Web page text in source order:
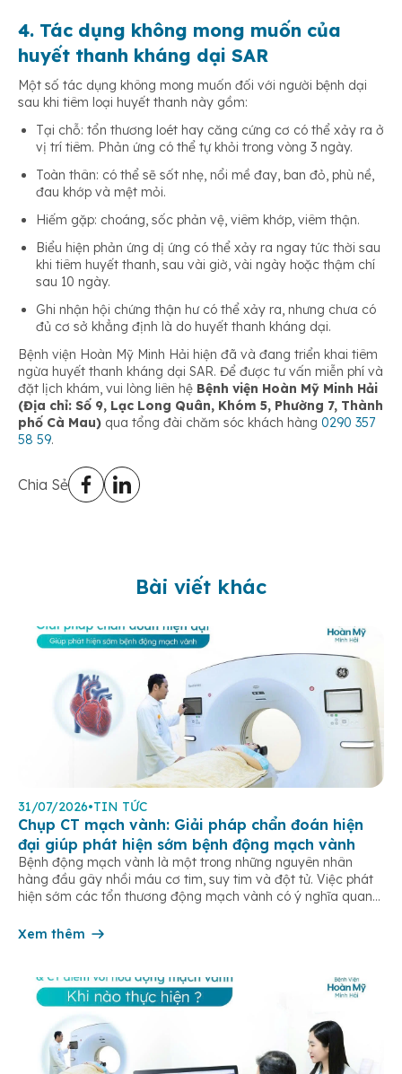
4. Tác dụng không mong muốn của
huyết thanh kháng dại SAR
Một số tác dụng không mong muốn đối với người bệnh dại
sau khi tiêm loại huyết thanh này gồm:
Tại chỗ: tổn thương loét hay căng cứng cơ có thể xảy ra ở
vị trí tiêm. Phản ứng có thể tự khỏi trong vòng 3 ngày.
Toàn thân: có thể sẽ sốt nhẹ, nổi mề đay, ban đỏ, phù nề,
đau khớp và mệt mỏi.
Hiếm gặp: choáng, sốc phản vệ, viêm khớp, viêm thận.
Biểu hiện phản ứng dị ứng có thể xảy ra ngay tức thời sau
khi tiêm huyết thanh, sau vài giờ, vài ngày hoặc thậm chí
sau 10 ngày.
Ghi nhận hội chứng thận hư có thể xảy ra, nhưng chưa có
đủ cơ sở khẳng định là do huyết thanh kháng dại.
Bệnh viện Hoàn Mỹ Minh Hải hiện đã và đang triển khai tiêm
ngừa huyết thanh kháng dại SAR. Để được tư vấn miễn phí và
đặt lịch khám, vui lòng liên hệ Bệnh viện Hoàn Mỹ Minh Hải
(Địa chỉ: Số 9, Lạc Long Quân, Khóm 5, Phường 7, Thành
phố Cà Mau) qua tổng đài chăm sóc khách hàng 0290 357
58 59.
Chia Sẻ
Bài viết khác
31/07/2026•TIN TỨC
Chụp CT mạch vành: Giải pháp chẩn đoán hiện
đại giúp phát hiện sớm bệnh động mạch vành
Bệnh động mạch vành là một trong những nguyên nhân
hàng đầu gây nhồi máu cơ tim, suy tim và đột tử. Việc phát
hiện sớm các tổn thương động mạch vành có ý nghĩa quan
nguy hiểm. Hiện nay, chụp CT mạch […]
Xem thêm